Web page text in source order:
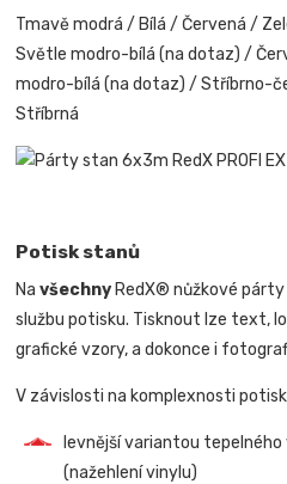
Tmavě modrá / Bílá / Červená /
Světle modro-bílá (na dotaz) /
modro-bílá (na dotaz) / Stříbrno-
Stříbrná
Potisk stanů
Navšechny RedX® nůžkové
službu potisku. Tisknout lze text,
grafické vzory, a dokonce i
V závislosti na komplexnosti
levnější variantou
(nažehlení vinylu)